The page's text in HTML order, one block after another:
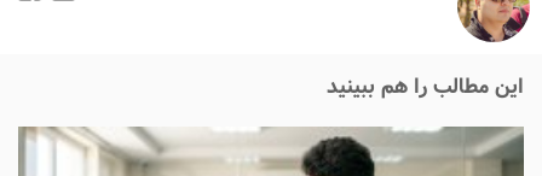
این مطالب را هم ببینید